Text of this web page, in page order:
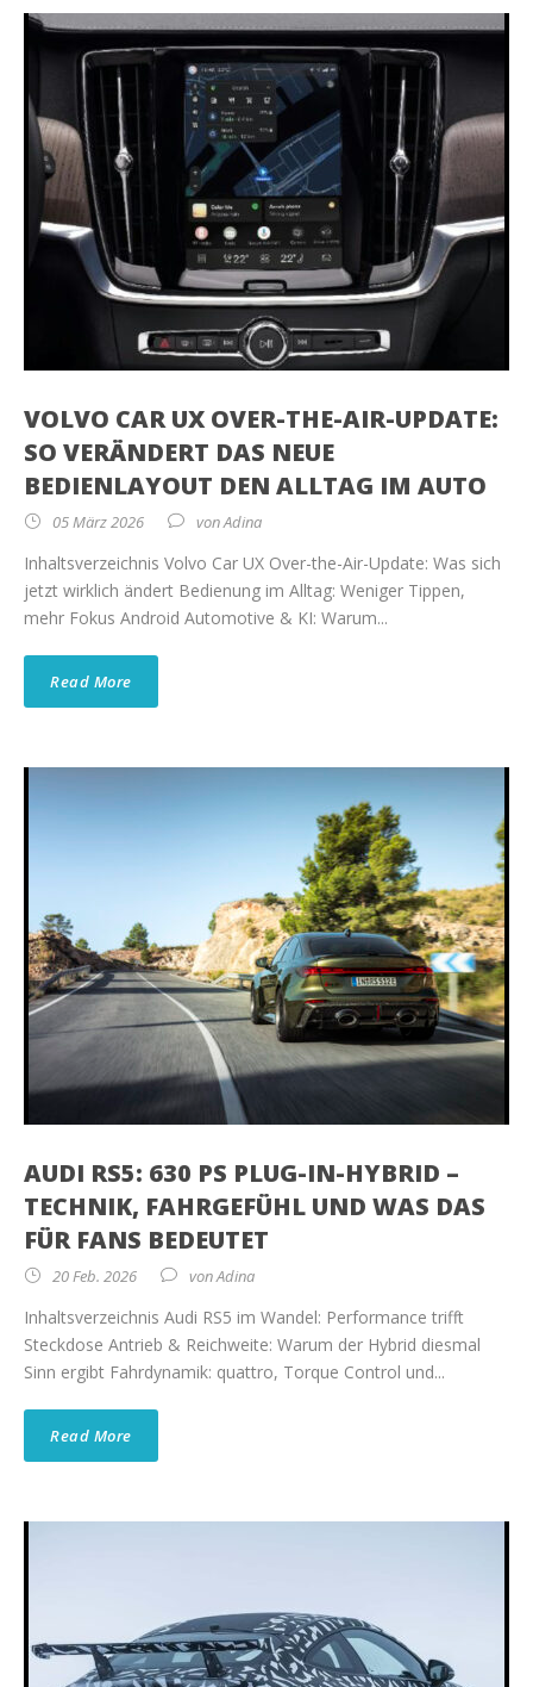
VOLVO CAR UX OVER-THE-AIR-UPDATE:
SO VERÄNDERT DAS NEUE
BEDIENLAYOUT DEN ALLTAG IM AUTO
05 März 2026 vonAdina
Inhaltsverzeichnis Volvo Car UX Over-the-Air-Update: Was sich
jetzt wirklich ändert Bedienung im Alltag: Weniger Tippen,
mehr Fokus Android Automotive & KI: Warum...
Read More
AUDI RS5: 630 PS PLUG-IN-HYBRID –
TECHNIK, FAHRGEFÜHL UND WAS DAS
FÜR FANS BEDEUTET
20 Feb. 2026 vonAdina
Inhaltsverzeichnis Audi RS5 im Wandel: Performance trifft
Steckdose Antrieb & Reichweite: Warum der Hybrid diesmal
Sinn ergibt Fahrdynamik: quattro, Torque Control und...
Read More